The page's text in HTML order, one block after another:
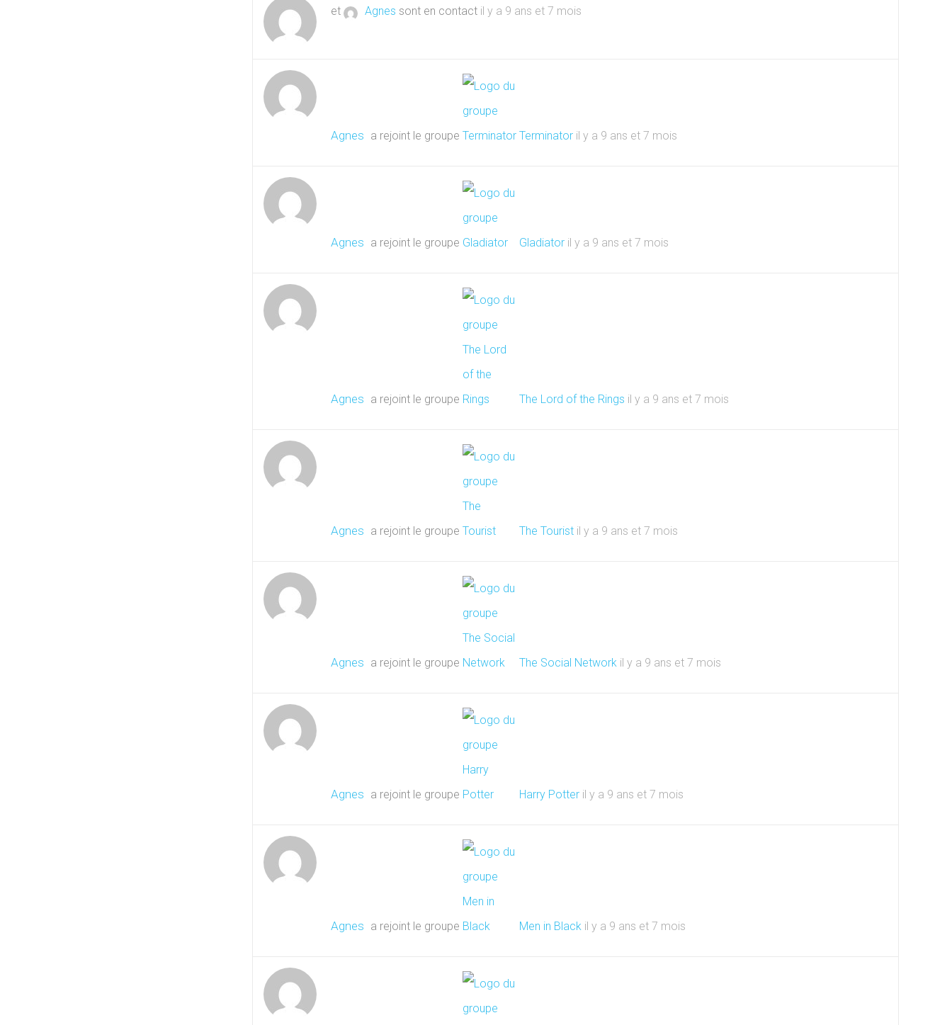
et Agnes sont en contact il y a 9 ans et 7 mois
Agnes a rejoint le groupe Terminator il y a 9 ans et 7 mois
Agnes a rejoint le groupe Gladiator il y a 9 ans et 7 mois
Agnes a rejoint le groupe The Lord of the Rings il y a 9 ans et 7 mois
Agnes a rejoint le groupe The Tourist il y a 9 ans et 7 mois
Agnes a rejoint le groupe The Social Network il y a 9 ans et 7 mois
Agnes a rejoint le groupe Harry Potter il y a 9 ans et 7 mois
Agnes a rejoint le groupe Men in Black il y a 9 ans et 7 mois